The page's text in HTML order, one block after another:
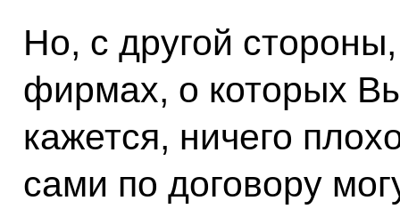
Но, с другой
фирмах, о которых
кажется, ничего
сами по договору